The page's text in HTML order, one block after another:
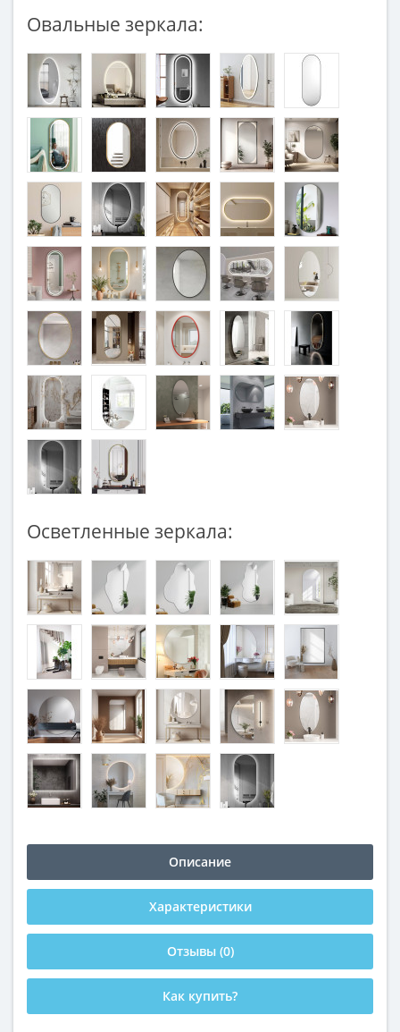
Овальные зеркала:
Осветленные зеркала:
Описание
Характеристики
Отзывы (0)
Как купить?